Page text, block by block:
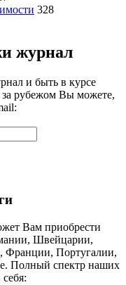
328
журнал
и быть в курсе
рубежом Вы можете,
Вам приобрести
Швейцарии,
Франции, Португалии,
Полный спектр наших